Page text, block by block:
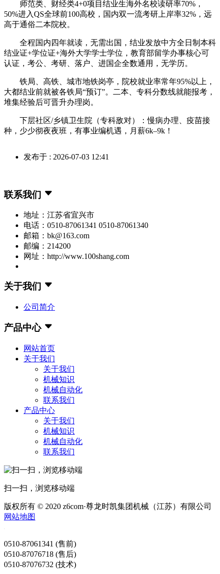
师范类、财经类4+0项目结业生海外名校读研率70%，
50%进入QS全球前100高校，国内双一流考研上岸率32%，远
高于通俗二本院校。
全程国内四年就读，无需出国，结业发放中方全日制本科
结业证+学位证+海外大学学士学位，教育部留学办事核心可
认证，考公、考研、落户、进国企全数通用，无学历。
铁局、高铁、城市地铁岗亭，院校就业率常年95%以上，
大都结业前就被各铁局“预订”。二本、专科分数线就能报考，
堆集经验后可晋升办理岗。
下层社区/乡镇卫生院（专科敌对）：慢病办理、疫苗接
种，少少彻夜夜班，有事业编机遇，月薪6k–9k！
发布于 : 2026-07-03 12:41
联系我们
地址：江苏省宜兴市
电话：0510-87061341 0510-87061340
邮箱：bk@163.com
邮编：214200
网址：http://www.100shang.com
关于我们
公司简介
产品中心
网站首页
关于我们
关于我们
机械知识
机械自动化
联系我们
产品中心
关于我们
机械知识
机械自动化
联系我们
扫一扫，浏览移动端
版权所有 © 2020 z6com·尊龙时凯集团机械（江苏）有限公司
网站地图
0510-87061341 (售前)
0510-87076718 (售后)
0510-87076732 (技术)